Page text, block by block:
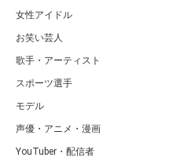
女性アイドル
お笑い芸人
歌手・アーティスト
スポーツ選手
モデル
声優・アニメ・漫画
YouTuber・配信者